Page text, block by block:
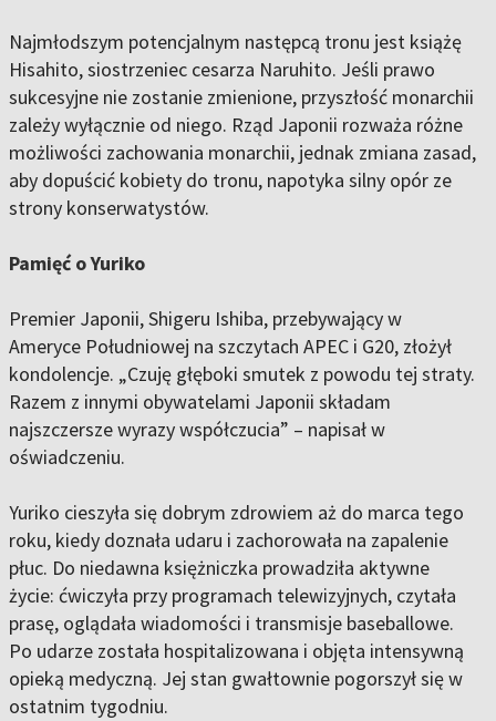
Najmłodszym potencjalnym następcą tronu jest książę
Hisahito, siostrzeniec cesarza Naruhito. Jeśli prawo
sukcesyjne nie zostanie zmienione, przyszłość monarchii
zależy wyłącznie od niego. Rząd Japonii rozważa różne
możliwości zachowania monarchii, jednak zmiana zasad,
aby dopuścić kobiety do tronu, napotyka silny opór ze
strony konserwatystów.
Pamięć o Yuriko
Premier Japonii, Shigeru Ishiba, przebywający w
Ameryce Południowej na szczytach APEC i G20, złożył
kondolencje. „Czuję głęboki smutek z powodu tej straty.
Razem z innymi obywatelami Japonii składam
najszczersze wyrazy współczucia” – napisał w
oświadczeniu.
Yuriko cieszyła się dobrym zdrowiem aż do marca tego
roku, kiedy doznała udaru i zachorowała na zapalenie
płuc. Do niedawna księżniczka prowadziła aktywne
życie: ćwiczyła przy programach telewizyjnych, czytała
prasę, oglądała wiadomości i transmisje baseballowe.
Po udarze została hospitalizowana i objęta intensywną
opieką medyczną. Jej stan gwałtownie pogorszył się w
ostatnim tygodniu.